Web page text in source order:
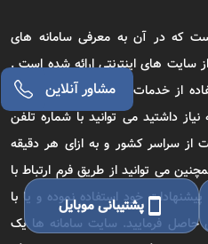
که در آن به معرفی سامانه های
سایت های اینترنتی ارائه شده است .
از خدمات سامانه های اینترنتی به
داشتید می توانید با شماره تلفن
ثابت از سراسر کشور و به ازای هر دقیقه
همچنین می توانید از طریق فرم ارتباط با
خود استفاده نموده و یا با
54787700-021 تماس حاصل فرمایید. سایت سامانه ها یک
smartphoneپشتیبانی موبایل